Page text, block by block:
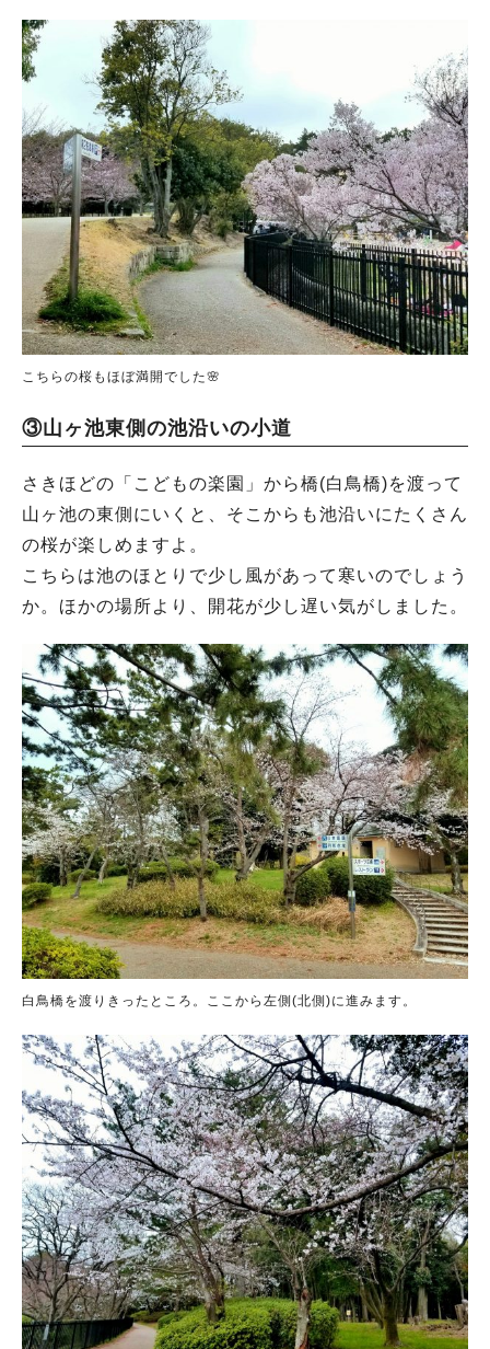
こちらの桜もほぼ満開でした🌸
③山ヶ池東側の池沿いの小道
さきほどの「こどもの楽園」から橋(白鳥橋)を渡って
山ヶ池の東側にいくと、そこからも池沿いにたくさん
の桜が楽しめますよ。
こちらは池のほとりで少し風があって寒いのでしょう
か。ほかの場所より、開花が少し遅い気がしました。
白鳥橋を渡りきったところ。ここから左側(北側)に進みます。